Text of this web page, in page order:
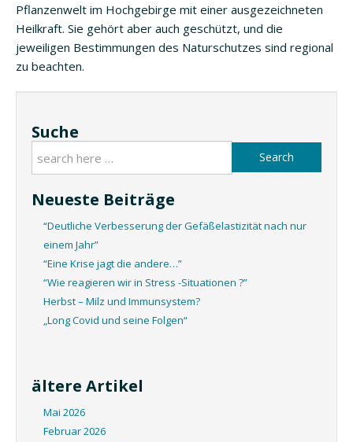
Pflanzenwelt im Hochgebirge mit einer ausgezeichneten
Heilkraft. Sie gehört aber auch geschützt, und die
jeweiligen Bestimmungen des Naturschutzes sind regional
zu beachten.
Suche
Search
Neueste Beiträge
“Deutliche Verbesserung der Gefäßelastizität nach nur
einem Jahr”
“Eine Krise jagt die andere…”
“Wie reagieren wir in Stress -Situationen ?”
Herbst – Milz und Immunsystem?
„Long Covid und seine Folgen“
ältere Artikel
Mai 2026
Februar 2026